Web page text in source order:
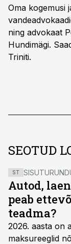
Oma kogemusi
ning advokaat
Hundimägi.
Triniti.
SEOTUD
ST
Autod,
peab
teadma?
2026. aasta on
maksureeglid